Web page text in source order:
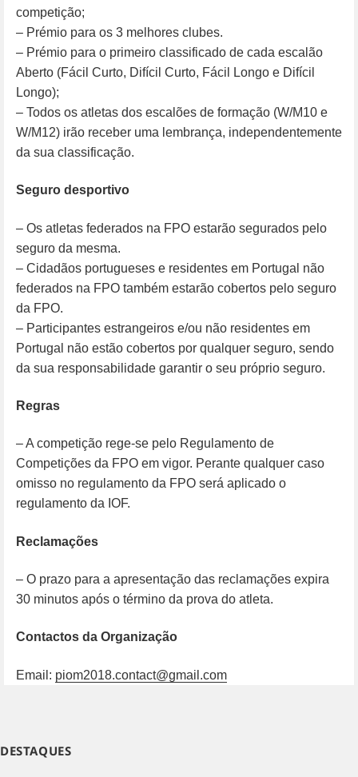
competição;
– Prémio para os 3 melhores clubes.
– Prémio para o primeiro classificado de cada escalão
Aberto (Fácil Curto, Difícil Curto, Fácil Longo e Difícil
Longo);
– Todos os atletas dos escalões de formação (W/M10 e
W/M12) irão receber uma lembrança, independentemente
da sua classificação.
Seguro desportivo
– Os atletas federados na FPO estarão segurados pelo
seguro da mesma.
– Cidadãos portugueses e residentes em Portugal não
federados na FPO também estarão cobertos pelo seguro
da FPO.
– Participantes estrangeiros e/ou não residentes em
Portugal não estão cobertos por qualquer seguro, sendo
da sua responsabilidade garantir o seu próprio seguro.
Regras
– A competição rege-se pelo Regulamento de
Competições da FPO em vigor. Perante qualquer caso
omisso no regulamento da FPO será aplicado o
regulamento da IOF.
Reclamações
– O prazo para a apresentação das reclamações expira
30 minutos após o término da prova do atleta.
Contactos da Organização
Email: piom2018.contact@gmail.com
DESTAQUES